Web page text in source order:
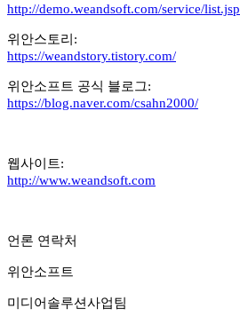
http://demo.weandsoft.com/service/list.jsp
위안스토리:
https://weandstory.tistory.com/
위안소프트 공식 블로그:
https://blog.naver.com/csahn2000/
웹사이트:
http://www.weandsoft.com
언론 연락처
위안소프트
미디어솔루션사업팀